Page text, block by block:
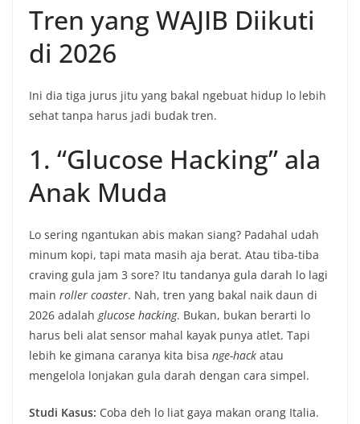
Tren yang WAJIB Diikuti
di 2026
Ini dia tiga jurus jitu yang bakal ngebuat hidup lo lebih
sehat tanpa harus jadi budak tren.
1. “Glucose Hacking” ala
Anak Muda
Lo sering ngantukan abis makan siang? Padahal udah
minum kopi, tapi mata masih aja berat. Atau tiba-tiba
craving gula jam 3 sore? Itu tandanya gula darah lo lagi
main roller coaster. Nah, tren yang bakal naik daun di
2026 adalah glucose hacking. Bukan, bukan berarti lo
harus beli alat sensor mahal kayak punya atlet. Tapi
lebih ke gimana caranya kita bisa nge-hack atau
mengelola lonjakan gula darah dengan cara simpel.
Studi Kasus: Coba deh lo liat gaya makan orang Italia.